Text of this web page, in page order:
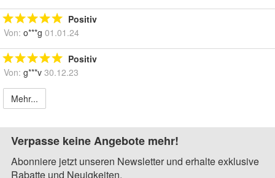
Positiv
Von: o***g 01.01.24
Positiv
Von: g***v 30.12.23
Mehr...
Verpasse keine Angebote mehr!
Abonniere jetzt unseren Newsletter und erhalte exklusive
Rabatte und Neuigkeiten.